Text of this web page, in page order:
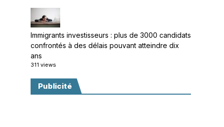
Immigrants investisseurs : plus de 3000 candidats
confrontés à des délais pouvant atteindre dix
ans
311 views
Publicité